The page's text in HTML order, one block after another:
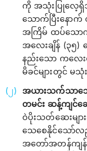
ကို အသုံးပြုလေ့
သောက်ပြီးနေ
အကြိမ် ထပ်သေ
အလေးချိန် (၃၅)
နည်းသော ကလေး
မိခင်များတွင် မသုံ
အယားသက်သာသော
တမင်း ဆန့်ကျင်ဆေ
ဝဲပိုးသတ်ဆေးမျာ
သေစေနိုင်သော်
အတော်အတန်ကျ